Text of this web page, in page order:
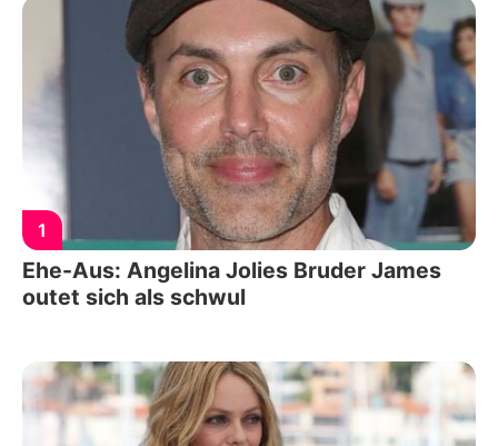
1
Ehe-Aus: Angelina Jolies Bruder James
outet sich als schwul